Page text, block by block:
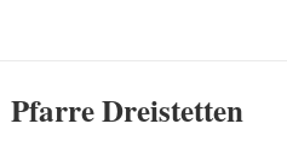
Pfarre Dreistetten